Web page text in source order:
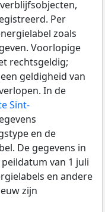
Per
zoals
Voorlopige
rechtsgeldig;
geldigheid van
In de
Sint-
en de
De gegevens in
van 1 juli
en andere
zijn